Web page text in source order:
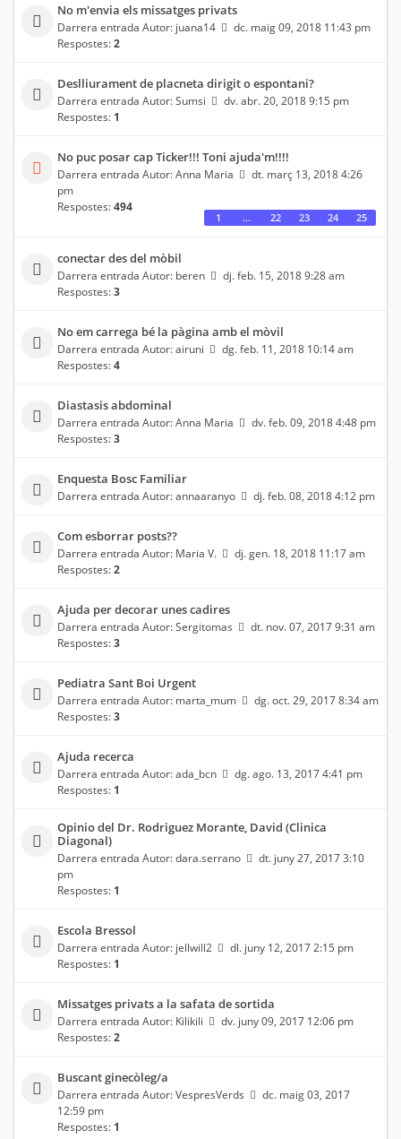
No m'envia els missatges privats
Darrera entrada Autor: juana14
dc. maig 09, 2018 11:43 pm
Respostes:2
Deslliurament de placneta dirigit o espontani?
Darrera entrada Autor:Sumsi
dv. abr. 20, 2018 9:15 pm
Respostes: 1
No puc posar cap Ticker!!! Toni ajuda'm!!!!
Darrera entrada Autor:Anna Maria
dt. març 13, 2018 4:26
pm
Respostes:494
1 … 22 23 24 25
conectar des del mòbil
Darrera entrada Autor: beren
dj. feb. 15, 2018 9:28 am
Respostes:3
No em carrega bé la pàgina amb el mòvil
Darrera entrada Autor:airuni
dg. feb. 11, 2018 10:14 am
Respostes:4
Diastasis abdominal
Darrera entrada Autor:Anna Maria
dv. feb. 09, 2018 4:48 pm
Respostes:3
Enquesta Bosc Familiar
Darrera entrada Autor:annaaranyo dj. feb. 08, 2018 4:12 pm
Com esborrar posts??
Darrera entrada Autor: Maria V.
dj. gen. 18, 2018 11:17 am
Respostes:2
Ajuda per decorar unes cadires
Darrera entrada Autor:Sergitomas
dt. nov. 07, 2017 9:31 am
Respostes:3
Pediatra Sant Boi Urgent
Darrera entrada Autor: marta_mum
dg. oct. 29, 2017 8:34 am
Respostes:3
Ajuda recerca
Darrera entrada Autor:ada_bcn
dg. ago. 13, 2017 4:41 pm
Respostes: 1
Opinio del Dr. Rodriguez Morante, David (Clinica
Diagonal)
Darrera entrada Autor:dara.serrano
dt. juny 27, 2017 3:10
pm
Respostes: 1
Escola Bressol
Darrera entrada Autor: jellwill2
dl. juny 12, 2017 2:15 pm
Respostes: 1
Missatges privats a la safata de sortida
Darrera entrada Autor: Kilikili
dv. juny 09, 2017 12:06 pm
Respostes:2
Buscant ginecòleg/a
Darrera entrada Autor:VespresVerds
dc. maig 03, 2017
12:59 pm
Respostes: 1